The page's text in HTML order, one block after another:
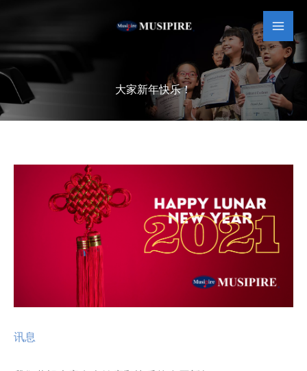
容
大家新年快乐！
讯息